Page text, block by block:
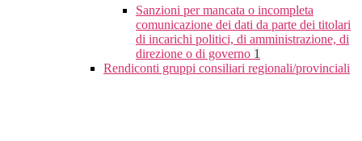
Sanzioni per mancata o incompleta
comunicazione dei dati da parte dei titolari
di incarichi politici, di amministrazione, di
direzione o di governo 1
Rendiconti gruppi consiliari regionali/provinciali